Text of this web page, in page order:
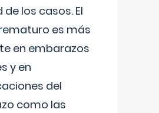
los casos. El
es más
en embarazos
y en
del
como las